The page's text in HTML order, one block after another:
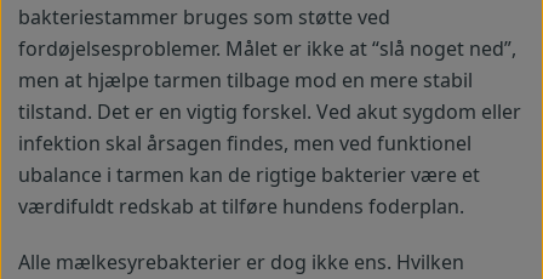
bakteriestammer bruges som støtte ved
fordøjelsesproblemer. Målet er ikke at “slå noget ned”,
men at hjælpe tarmen tilbage mod en mere stabil
tilstand. Det er en vigtig forskel. Ved akut sygdom eller
infektion skal årsagen findes, men ved funktionel
ubalance i tarmen kan de rigtige bakterier være et
værdifuldt redskab at tilføre hundens foderplan.
Alle mælkesyrebakterier er dog ikke ens. Hvilken